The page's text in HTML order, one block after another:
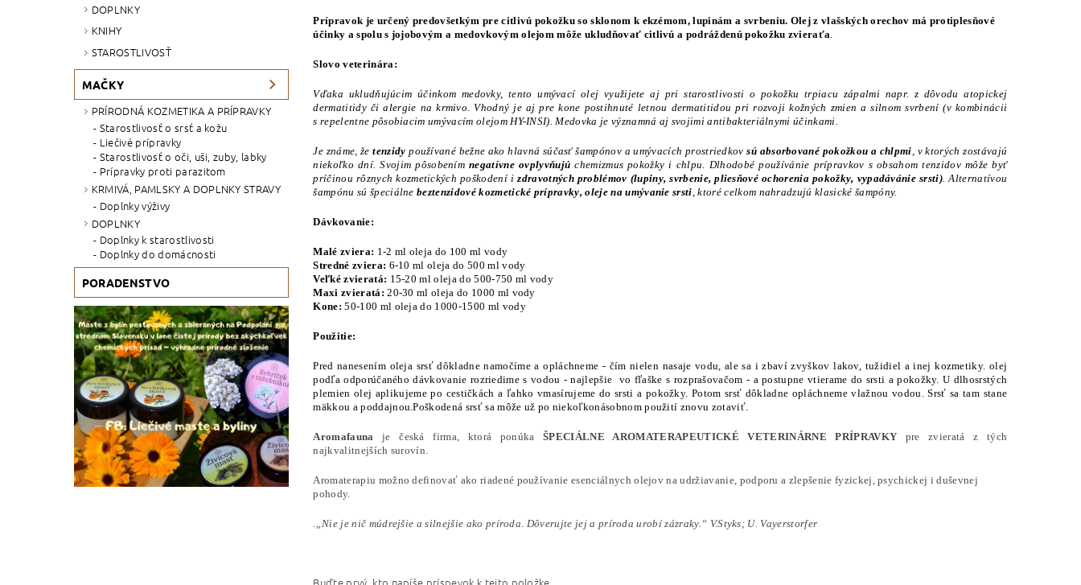
DOPLNKY
KNIHY
STAROSTLIVOSŤ
MAČKY
PRÍRODNÁ KOZMETIKA A PRÍPRAVKY
Starostlivosť o srsť a kožu
Liečivé prípravky
Starostlivosť o oči, uši, zuby, labky
Prípravky proti parazitom
KRMIVÁ, PAMLSKY A DOPLNKY STRAVY
Doplnky výživy
DOPLNKY
Doplnky k starostlivosti
Doplnky do domácnosti
PORADENSTVO
Prípravok je určený predovšetkým pre citlivú pokožku so sklonom k ekzémom, lupinám a svrbeniu. Olej z vlašských orechov má protiplesňové
účinky a spolu s jojobovým a medovkovým olejom môže ukludňovať citlivú a podráždenú pokožku zvieraťa
Slovo veterinára:
Vďaka ukludňujúcim účinkom medovky, tento umývací olej využijete aj pri starostlivosti o pokožku trpiacu zápalmi napr. z dôvodu atopickej
dermatitidy či alergie na krmivo. Vhodný je aj pre kone postihnuté letnou dermatitidou pri rozvoji kožných zmien a silnom svrbení (v kombinácii
s repelentne pôsobiacim umývacím olejom HY-INSI). Medovka je významná aj svojimi antibakteriálnymi účinkami.
Je známe, žetenzidy používané bežne ako hlavná súčasť šampónov a umývacích prostriedkovsú absorbované pokožkou a chlpmi , v ktorých zostávajú
niekoľko dní. Svojim pôsobenímnegatívne ovplyvňujú chemizmus pokožky i chlpu. Dlhodobé používánie prípravkov s obsahom tenzidov môže byť
príčinou rôznych kozmetických poškodení izdravotných problémov (lupiny, svrbenie, pliesňové ochorenia pokožky, vypadávánie srsti) . Alternatívou
šampónu sú špeciálnebeztenzidové kozmetické prípravky, oleje na umývanie srsti , ktoré celkom nahradzujú klasické šampóny.
Dávkovanie:
Malé zviera: 1-2 ml oleja do 100 ml vody
Stredné zviera: 6-10 ml oleja do 500 ml vody
Veľké zvieratá: 15-20 ml oleja do 500-750 ml vody
Maxi zvieratá:20-30 ml oleja do 1000 ml vody
Kone:50-100 ml oleja do 1000-1500 ml vody
Použitie:
Pred nanesením oleja srsť dôkladne namočíme a opláchneme - čím nielen nasaje vodu, ale sa i zbaví zvyškov lakov, tužidiel a inej kozmetiky. olej
podľa odporúčaného dávkovanie rozriedime s vodou - najlepšie vo fľaške s rozprašovačom - a postupne vtierame do srsti a pokožky. U dlhosrstých
plemien olej aplikujeme po cestičkách a ľahko vmasírujeme do srsti a pokožky. Potom srsť dôkladne opláchneme vlažnou vodou. Srsť sa tam stane
mäkkou a poddajnou.Poškodená srsť sa môže už po niekoľkonásobnom použití znovu zotaviť.
Aromafaunaje česká firma, ktorá ponúkaŠPECIÁLNE AROMATERAPEUTICKÉ VETERINÁRNE PRÍPRAVKY pre zvieratá z tých
najkvalitnejších surovín.
Aromaterapiu možno definovať ako riadené používanie esenciálnych olejov na udržiavanie, podporu a zlepšenie fyzickej, psychickej i duševnej
pohody.
.„Nie je nič múdrejšie a silnejšie ako príroda. Dôverujte jej a príroda urobí zázraky.“ V.Styks; U. Vayerstorfer
Buďte prvý, kto napíše príspevok k tejto položke.